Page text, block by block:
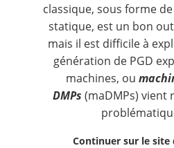
classique, sous forme
statique, est un bon
mais il est difficile à
génération de PGD
machines, ou
DMPs (maDMPs) vient
Continuer sur le site